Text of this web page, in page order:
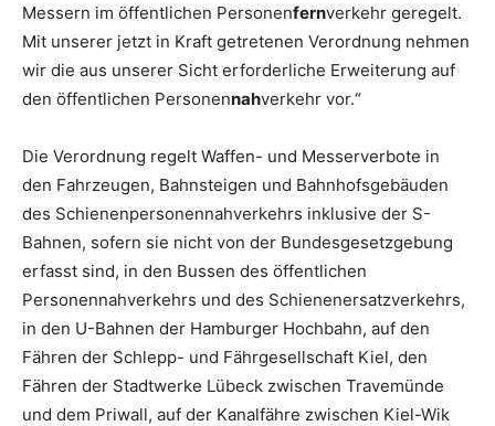
Messern im öffentlichen Personenfernverkehr geregelt.
Mit unserer jetzt in Kraft getretenen Verordnung nehmen
wir die aus unserer Sicht erforderliche Erweiterung auf
den öffentlichen Personennahverkehr vor.“
Die Verordnung regelt Waffen- und Messerverbote in
den Fahrzeugen, Bahnsteigen und Bahnhofsgebäuden
des Schienenpersonennahverkehrs inklusive der S-
Bahnen, sofern sie nicht von der Bundesgesetzgebung
erfasst sind, in den Bussen des öffentlichen
Personennahverkehrs und des Schienenersatzverkehrs,
in den U-Bahnen der Hamburger Hochbahn, auf den
Fähren der Schlepp- und Fährgesellschaft Kiel, den
Fähren der Stadtwerke Lübeck zwischen Travemünde
und dem Priwall, auf der Kanalfähre zwischen Kiel-Wik